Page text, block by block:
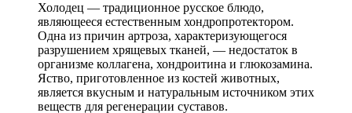
Холодец — традиционное русское блюдо,
являющееся естественным хондропротектором.
Одна из причин артроза, характеризующегося
разрушением хрящевых тканей, — недостаток в
организме коллагена, хондроитина и глюкозамина.
Яство, приготовленное из костей животных,
является вкусным и натуральным источником этих
веществ для регенерации суставов.